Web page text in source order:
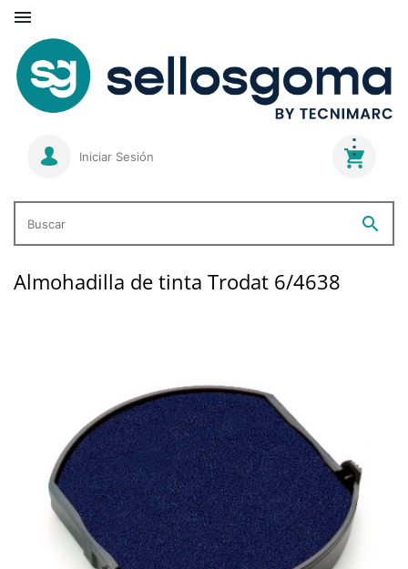

Iniciar Sesión
Buscar
search
Almohadilla de tinta Trodat 6/4638